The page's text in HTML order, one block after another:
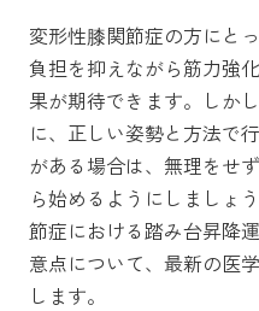
変形性膝関節症の方にと
負担を抑えながら筋力強
果が期待できます。しか
に、正しい姿勢と方法で
がある場合は、無理をせ
ら始めるようにしましょ
節症における踏み台昇降
意点について、最新の医
します。